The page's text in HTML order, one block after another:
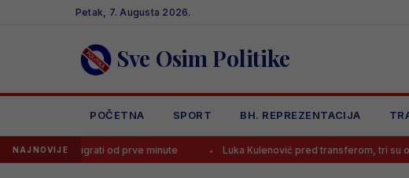
Petak, 7. Augusta 2026.
Sve Osim Politike
POČETNA SPORT BH. REPREZENTACIJA
NAJNOVIJE
igrati od prve minute Luka Kulenović pred transferom, tri su opcije!